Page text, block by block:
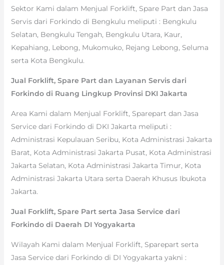
Sektor Kami dalam Menjual Forklift, Spare Part dan Jasa
Servis dari Forkindo di Bengkulu meliputi : Bengkulu
Selatan, Bengkulu Tengah, Bengkulu Utara, Kaur,
Kepahiang, Lebong, Mukomuko, Rejang Lebong, Seluma
serta Kota Bengkulu.
Jual Forklift, Spare Part dan Layanan Servis dari
Forkindo di Ruang Lingkup Provinsi DKI Jakarta
Area Kami dalam Menjual Forklift, Sparepart dan Jasa
Service dari Forkindo di DKI Jakarta meliputi :
Administrasi Kepulauan Seribu, Kota Administrasi Jakarta
Barat, Kota Administrasi Jakarta Pusat, Kota Administrasi
Jakarta Selatan, Kota Administrasi Jakarta Timur, Kota
Administrasi Jakarta Utara serta Daerah Khusus Ibukota
Jakarta.
Jual Forklift, Spare Part serta Jasa Service dari
Forkindo di Daerah DI Yogyakarta
Wilayah Kami dalam Menjual Forklift, Sparepart serta
Jasa Service dari Forkindo di DI Yogyakarta yakni :